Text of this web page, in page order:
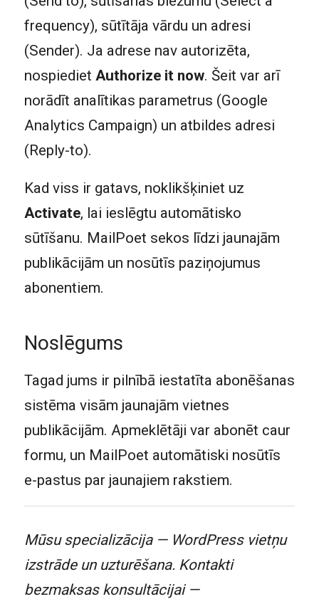
frequency), sūtītāja vārdu un adresi
(Sender). Ja adrese nav autorizēta,
nospiediet Authorize it now. Šeit var arī
norādīt analītikas parametrus (Google
Analytics Campaign) un atbildes adresi
(Reply-to).
Kad viss ir gatavs, noklikšķiniet uz
Activate, lai ieslēgtu automātisko
sūtīšanu. MailPoet sekos līdzi jaunajām
publikācijām un nosūtīs paziņojumus
abonentiem.
Noslēgums
Tagad jums ir pilnībā iestatīta abonēšanas
sistēma visām jaunajām vietnes
publikācijām. Apmeklētāji var abonēt caur
formu, un MailPoet automātiski nosūtīs
e-pastus par jaunajiem rakstiem.
Mūsu specializācija — WordPress vietņu
izstrāde un uzturēšana. Kontakti
bezmaksas konsultācijai —